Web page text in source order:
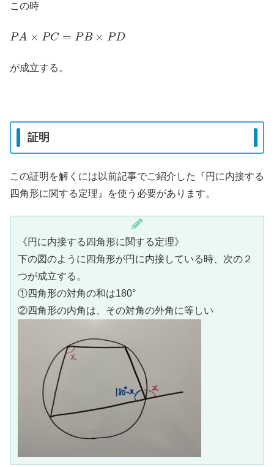
この時
PA× C=P ×PD
が成立する。
証明
この証明を解くには以前記事でご紹介した『円に内接する
四角形に関する定理』を使う必要があります。
《円に内接する四角形に関する定理》
下の図のように四角形が円に内接している時、次の２
つが成立する。
①四角形の対角の和は180°
②四角形の内角は、その対角の外角に等しい